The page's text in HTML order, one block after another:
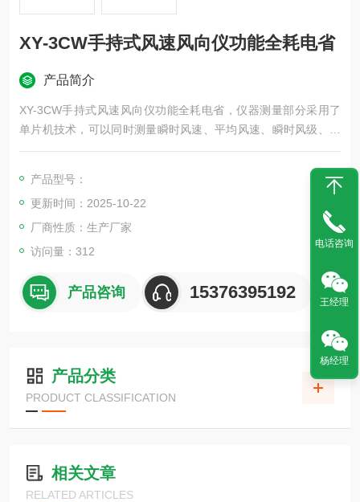
XY-3CW手持式风速风向仪功能全耗电省
产品简介
XY-3CW手持式风速风向仪功能全耗电省，仪器测量部分采用了
单片机技术，可以同时测量瞬时风速、平均风速、瞬时风级、平
均风级和对应浪高等5个参数。
产品型号：
更新时间：2025-10-22
厂商性质：生产厂家
访问量：312
产品咨询 15376395192
产品分类
PRODUCT CLASSIFICATION
相关文章
RELATED ARTICLES
电话咨询
王经理
杨经理